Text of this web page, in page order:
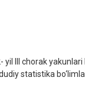
III chorak yakunlari
statistika